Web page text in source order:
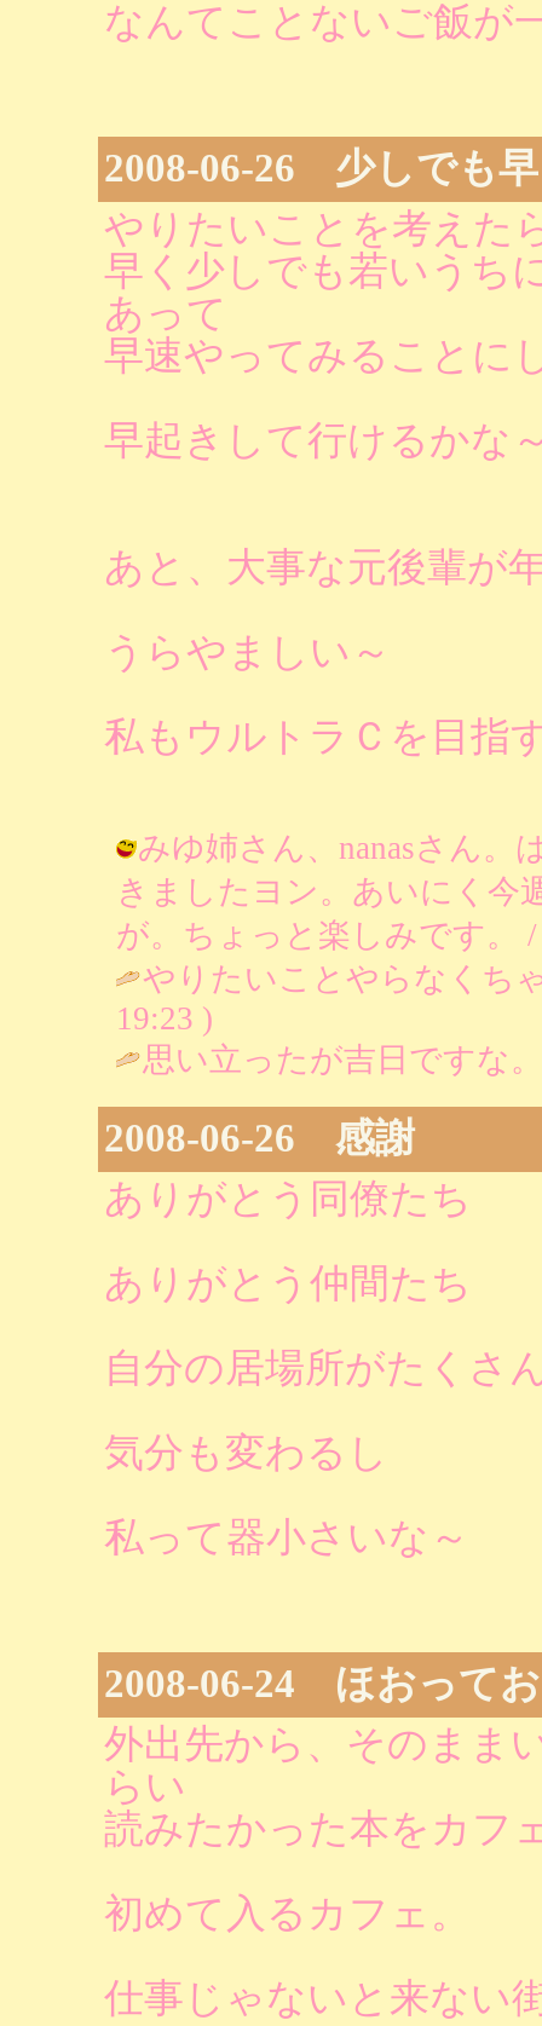
なんてことないご飯が
2008-06-26 少しでも
やりたいことを考えた
早く少しでも若いうち
あって
早速やってみることに
早起きして行けるかな
あと、大事な元後輩が
うらやましい～
私もウルトラＣを目指
みゆ姉さん、nanasさん。
きましたヨン。あいにく今
が。ちょっと楽しみです。 /
やりたいことやらなくち
19:23 )
思い立ったが吉日ですな
2008-06-26 感謝
ありがとう同僚たち
ありがとう仲間たち
自分の居場所がたくさ
気分も変わるし
私って器小さいな～
2008-06-24 ほおって
外出先から、そのまま
らい
読みたかった本をカフ
初めて入るカフェ。
仕事じゃないと来ない